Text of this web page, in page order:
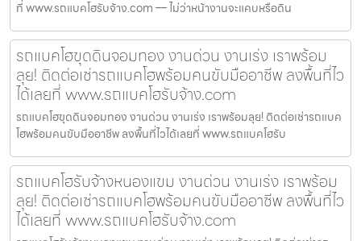
ที่ www.รถแบคโฮรับจ้าง.com — ไม่ว่าหน้างานจะแคบหรือดิน
รถแบคโฮขุดดินจอมทอง งานด่วน งานเร่ง เราพร้อม
ลุย! ติดต่อเช่ารถแบคโฮพร้อมคนขับมืออาชีพ ลงพื้นที่ไว
ได้เลยที่ www.รถแบคโฮรับจ้าง.com
รถแบคโฮขุดดินจอมทอง งานด่วน งานเร่ง เราพร้อมลุย! ติดต่อเช่ารถแบค
โฮพร้อมคนขับมืออาชีพ ลงพื้นที่ไวได้เลยที่ www.รถแบคโฮรับ
รถแบคโฮรับจ้างหนองแขม งานด่วน งานเร่ง เราพร้อม
ลุย! ติดต่อเช่ารถแบคโฮพร้อมคนขับมืออาชีพ ลงพื้นที่ไว
ได้เลยที่ www.รถแบคโฮรับจ้าง.com